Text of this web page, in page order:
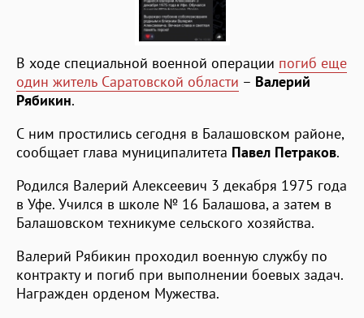
В ходе специальной военной операции погиб еще
один житель Саратовской области – Валерий
Рябикин.
С ним простились сегодня в Балашовском районе,
сообщает глава муниципалитета Павел Петраков.
Родился Валерий Алексеевич 3 декабря 1975 года
в Уфе. Учился в школе № 16 Балашова, а затем в
Балашовском техникуме сельского хозяйства.
Валерий Рябикин проходил военную службу по
контракту и погиб при выполнении боевых задач.
Награжден орденом Мужества.